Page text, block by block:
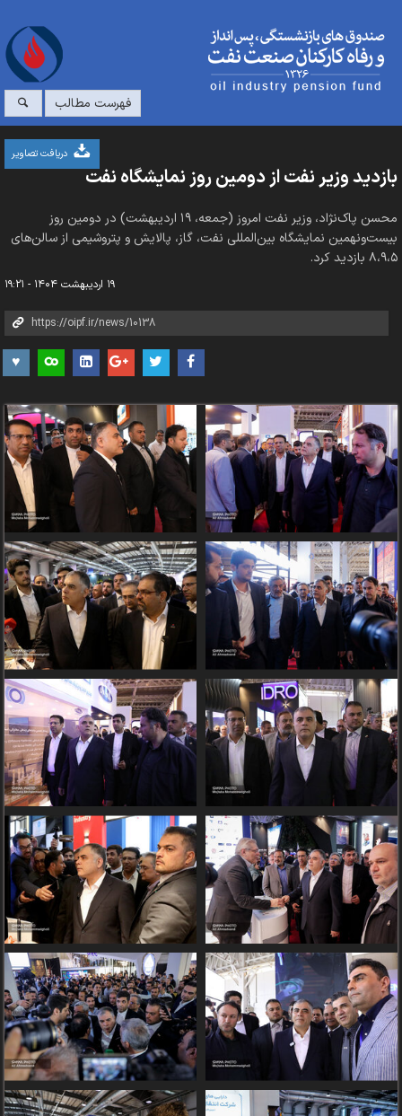
فهرست مطالب
دریافت تصاویر
بازدید وزیر نفت از دومین روز نمایشگاه نفت
محسن پاک‌نژاد، وزیر نفت امروز (جمعه، ۱۹ اردیبهشت) در دومین روز
بیست‌ونهمین نمایشگاه بین‌المللی نفت، گاز، پالایش و پتروشیمی از سالن‌های
۸،۹،۵ بازدید کرد.
۱۹ اردیبهشت ۱۴۰۴ - ۱۹:۲۱